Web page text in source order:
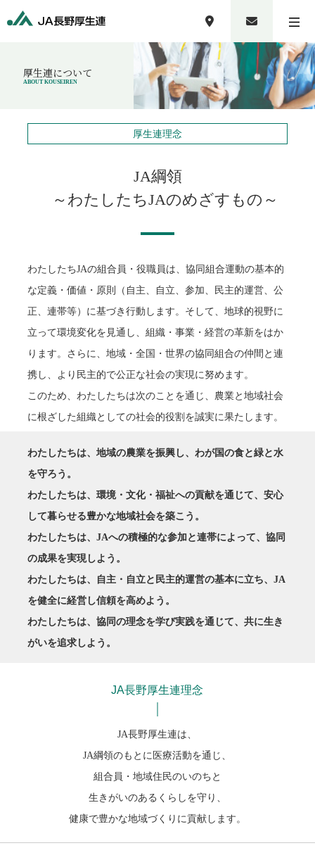
厚生連について
ABOUT KOUSEIREN
厚生連理念
JA綱領
～わたしたちJAのめざすもの～
わたしたちJAの組合員・役職員は、協同組合運動の基本的
な定義・価値・原則（自主、自立、参加、民主的運営、公
正、連帯等）に基づき行動します。そして、地球的視野に
立って環境変化を見通し、組織・事業・経営の革新をはか
ります。さらに、地域・全国・世界の協同組合の仲間と連
携し、より民主的で公正な社会の実現に努めます。
このため、わたしたちは次のことを通じ、農業と地域社会
に根ざした組織としての社会的役割を誠実に果たします。
わたしたちは、地域の農業を振興し、わが国の食と緑と水
を守ろう。
わたしたちは、環境・文化・福祉への貢献を通じて、安心
して暮らせる豊かな地域社会を築こう。
わたしたちは、JAへの積極的な参加と連帯によって、協同
の成果を実現しよう。
わたしたちは、自主・自立と民主的運営の基本に立ち、JA
を健全に経営し信頼を高めよう。
わたしたちは、協同の理念を学び実践を通じて、共に生き
がいを追求しよう。
JA長野厚生連理念
JA長野厚生連は、
JA綱領のもとに医療活動を通じ、
組合員・地域住民のいのちと
生きがいのあるくらしを守り、
健康で豊かな地域づくりに貢献します。